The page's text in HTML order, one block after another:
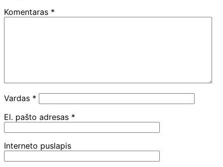
Komentaras *
Vardas *
El. pašto adresas *
Interneto puslapis